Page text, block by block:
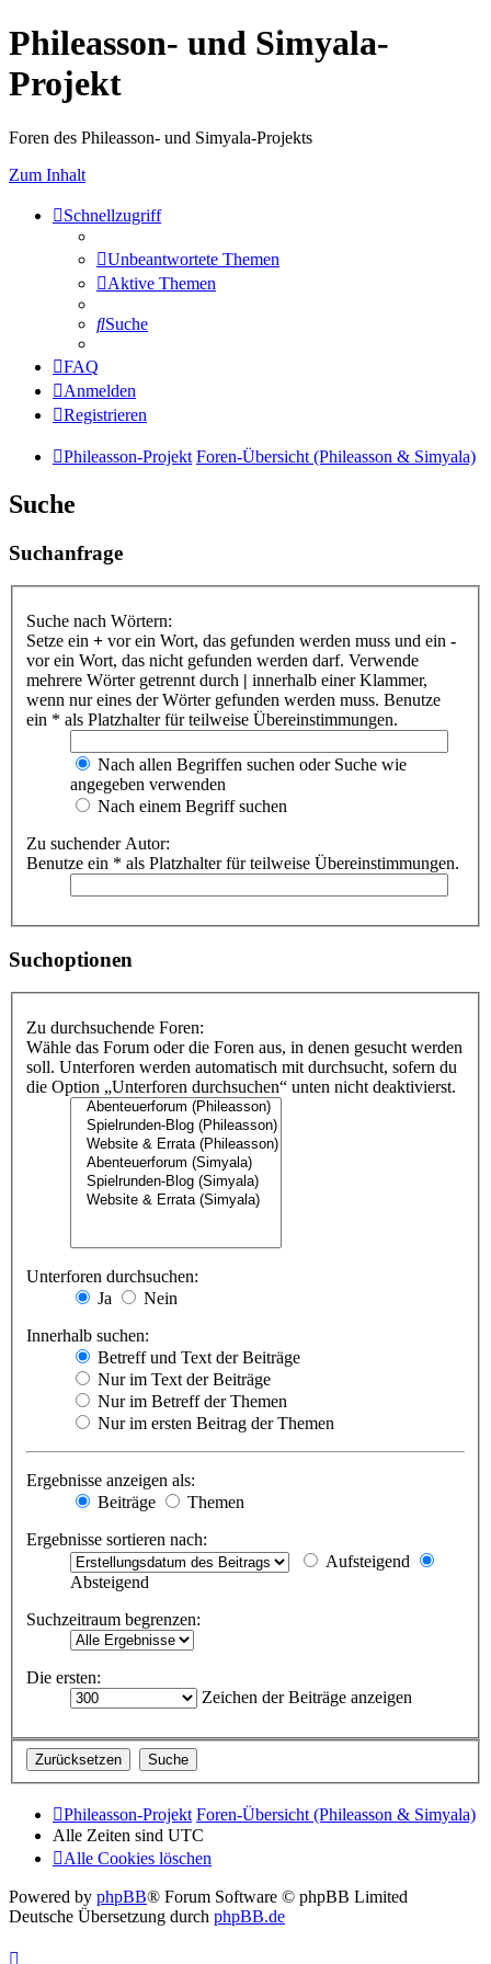
Phileasson- und Simyala-
Projekt
Foren des Phileasson- und Simyala-Projekts
Zum Inhalt
Schnellzugriff
Unbeantwortete Themen
Aktive Themen
Suche
FAQ
Anmelden
Registrieren
Phileasson-Projekt Foren-Übersicht (Phileasson & Simyala)
Suche
Suchanfrage
Suche nach Wörtern:
Setze ein + vor ein Wort, das gefunden werden muss und ein -
vor ein Wort, das nicht gefunden werden darf. Verwende
mehrere Wörter getrennt durch | innerhalb einer Klammer,
wenn nur eines der Wörter gefunden werden muss. Benutze
ein * als Platzhalter für teilweise Übereinstimmungen.
Nach allen Begriffen suchen oder Suche wie
angegeben verwenden
Nach einem Begriff suchen
Zu suchender Autor:
Benutze ein * als Platzhalter für teilweise Übereinstimmungen.
Suchoptionen
Zu durchsuchende Foren:
Wähle das Forum oder die Foren aus, in denen gesucht werden
soll. Unterforen werden automatisch mit durchsucht, sofern du
die Option „Unterforen durchsuchen“ unten nicht deaktivierst.
Unterforen durchsuchen:
Ja
Nein
Innerhalb suchen:
Betreff und Text der Beiträge
Nur im Text der Beiträge
Nur im Betreff der Themen
Nur im ersten Beitrag der Themen
Ergebnisse anzeigen als:
Beiträge
Themen
Ergebnisse sortieren nach:
Aufsteigend
Absteigend
Suchzeitraum begrenzen:
Die ersten:
Zeichen der Beiträge anzeigen
Phileasson-Projekt Foren-Übersicht (Phileasson & Simyala)
Alle Zeiten sind UTC
Alle Cookies löschen
Powered by phpBB® Forum Software © phpBB Limited
Deutsche Übersetzung durch phpBB.de